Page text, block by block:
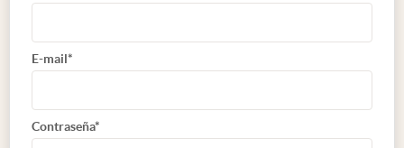
E-mail*
Contraseña*